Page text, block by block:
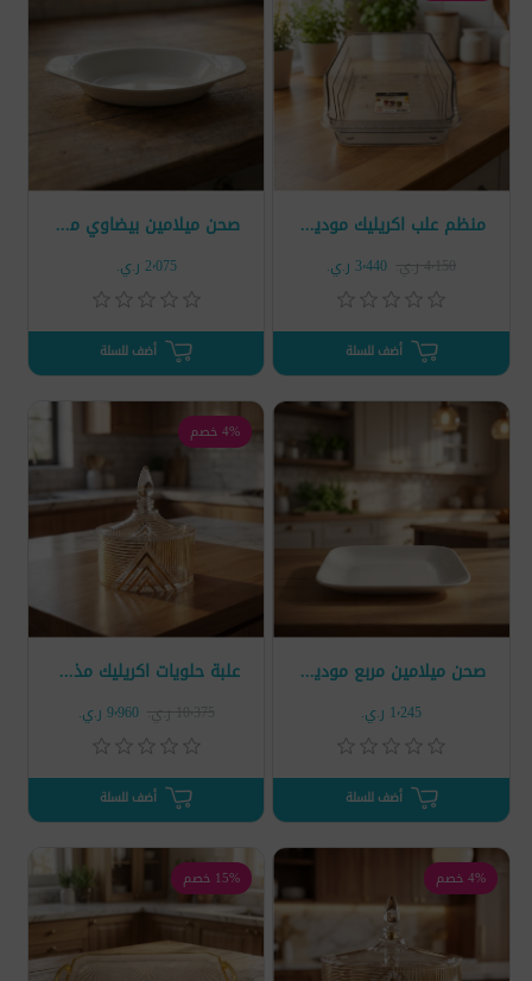
منظم علب اكريليك موديل L-00498
4٬150 ر.ي.‏ 3٬440 ر.ي.‏
أضف للسلة
صحن ميلامين بيضاوي موديل WT719
2٬075 ر.ي.‏
أضف للسلة
صحن ميلامين مربع موديل WT712
1٬245 ر.ي.‏
أضف للسلة
علبة حلويات اكريليك مذهب صغير موديل LUXCW-343
4% خصم
10٬375 ر.ي.‏ 9٬960 ر.ي.‏
أضف للسلة
4% خصم 15% خصم